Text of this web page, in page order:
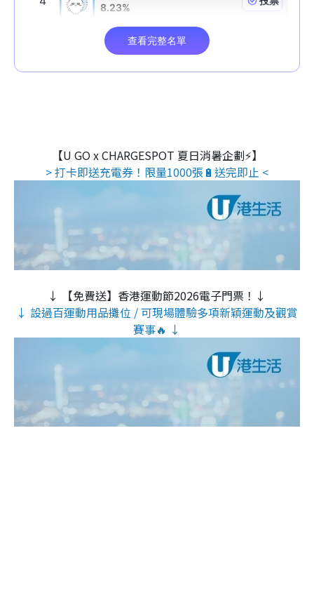
【U GO x CHARGESPOT 夏日消暑企劃⚡】
> 打卡即送充電券！限量1000張🔋送完即止 <
↓ 【免費送】香港運動節2026電子門票！↓
↓ 設過百運動用品攤位 / 可現場體驗多項新穎運動及觀賞
賽事🔥 ↓